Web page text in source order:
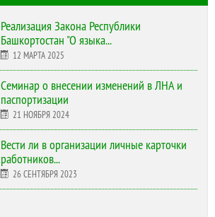
Реализация Закона Республики
Башкортостан "О языка...
12 МАРТА 2025
Cеминар о внесении изменений в ЛНА и
паспортизации
21 НОЯБРЯ 2024
Вести ли в организации личные карточки
работников...
26 СЕНТЯБРЯ 2023